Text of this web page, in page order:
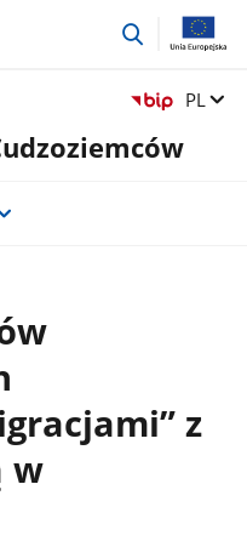
przejdź
Zmień
PL
z
w